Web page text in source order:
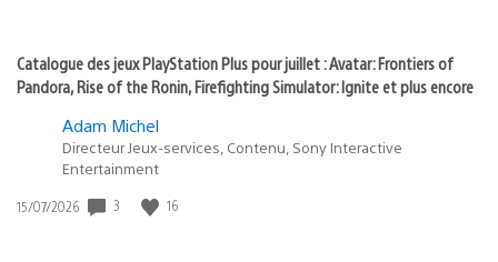
Catalogue des jeux PlayStation Plus pour juillet : Avatar: Frontiers of
Pandora, Rise of the Ronin, Firefighting Simulator: Ignite et plus encore
Adam Michel
Directeur Jeux-services, Contenu, Sony Interactive
Entertainment
Date
15/07/2026 3 16